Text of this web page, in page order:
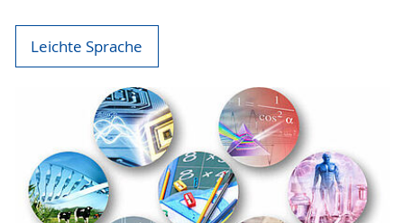
Leichte Sprache